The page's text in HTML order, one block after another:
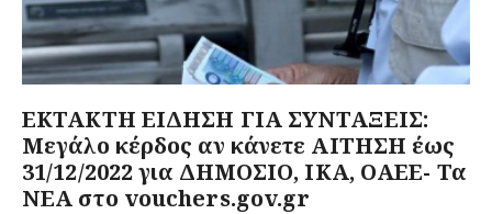
ΕΚΤΑΚΤΗ ΕΙΔΗΣΗ ΓΙΑ ΣΥΝΤΑΞΕΙΣ:
Μεγάλο κέρδος αν κάνετε ΑΙΤΗΣΗ έως
31/12/2022 για ΔΗΜΟΣΙΟ, ΙΚΑ, ΟΑΕΕ- Τα
ΝΕΑ στο vouchers.gov.gr